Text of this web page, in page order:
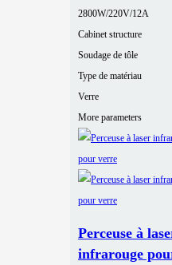
2800W/220V/12A
Cabinet structure
Soudage de tôle
Type de matériau
Verre
More parameters
Perceuse à
infrarouge